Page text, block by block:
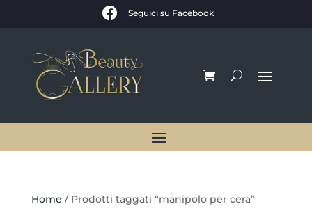
 Seguici su Facebook
Home / Prodotti taggati “manipolo per cera”